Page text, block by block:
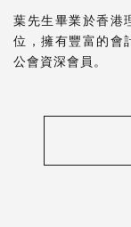
葉先生畢業於香港
位，擁有豐富的會
公會資深會員。